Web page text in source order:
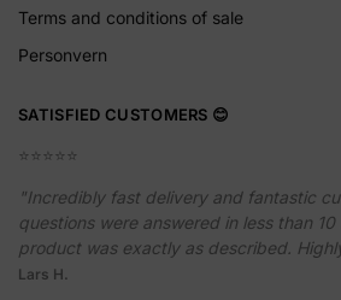
Terms and conditions of sale
Personvern
SATISFIED CUSTOMERS 😊
⭐️⭐️⭐️⭐️⭐️
"Incredibly fast delivery and fantastic
questions were answered in less than
product was exactly as described.
Lars H.